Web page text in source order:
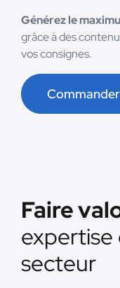
Générez le
grâce à des
vos consignes.
Faire
expertise
secteur